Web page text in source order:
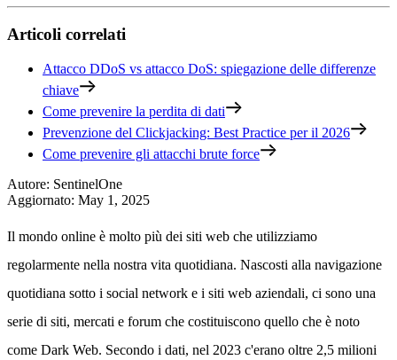
Articoli correlati
Attacco DDoS vs attacco DoS: spiegazione delle differenze
chiave
Come prevenire la perdita di dati
Prevenzione del Clickjacking: Best Practice per il 2026
Come prevenire gli attacchi brute force
Autore: SentinelOne
Aggiornato: May 1, 2025
Il mondo online è molto più dei siti web che utilizziamo
regolarmente nella nostra vita quotidiana. Nascosti alla navigazione
quotidiana sotto i social network e i siti web aziendali, ci sono una
serie di siti, mercati e forum che costituiscono quello che è noto
come Dark Web. Secondo i dati, nel 2023 c'erano oltre 2,5 milioni